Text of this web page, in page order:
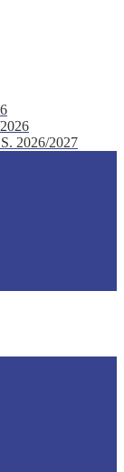
2026/2027